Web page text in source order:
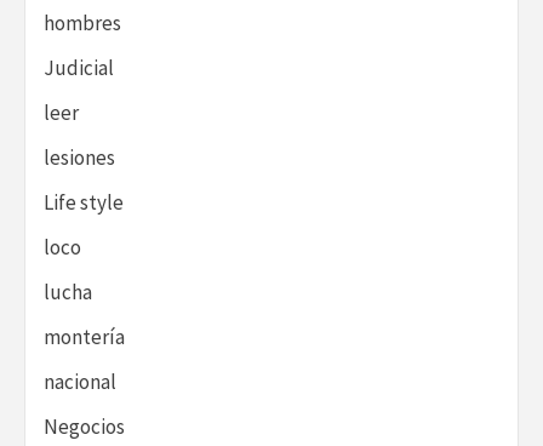
hombres
Judicial
leer
lesiones
Life style
loco
lucha
montería
nacional
Negocios